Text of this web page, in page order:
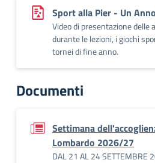
Sport alla Pier - Un
Video di presentazione
durante le lezioni, i giochi
tornei di fine anno.
Documenti
Settimana
Lombardo 2026/27
DAL 21 AL 24 SETTEMBRE